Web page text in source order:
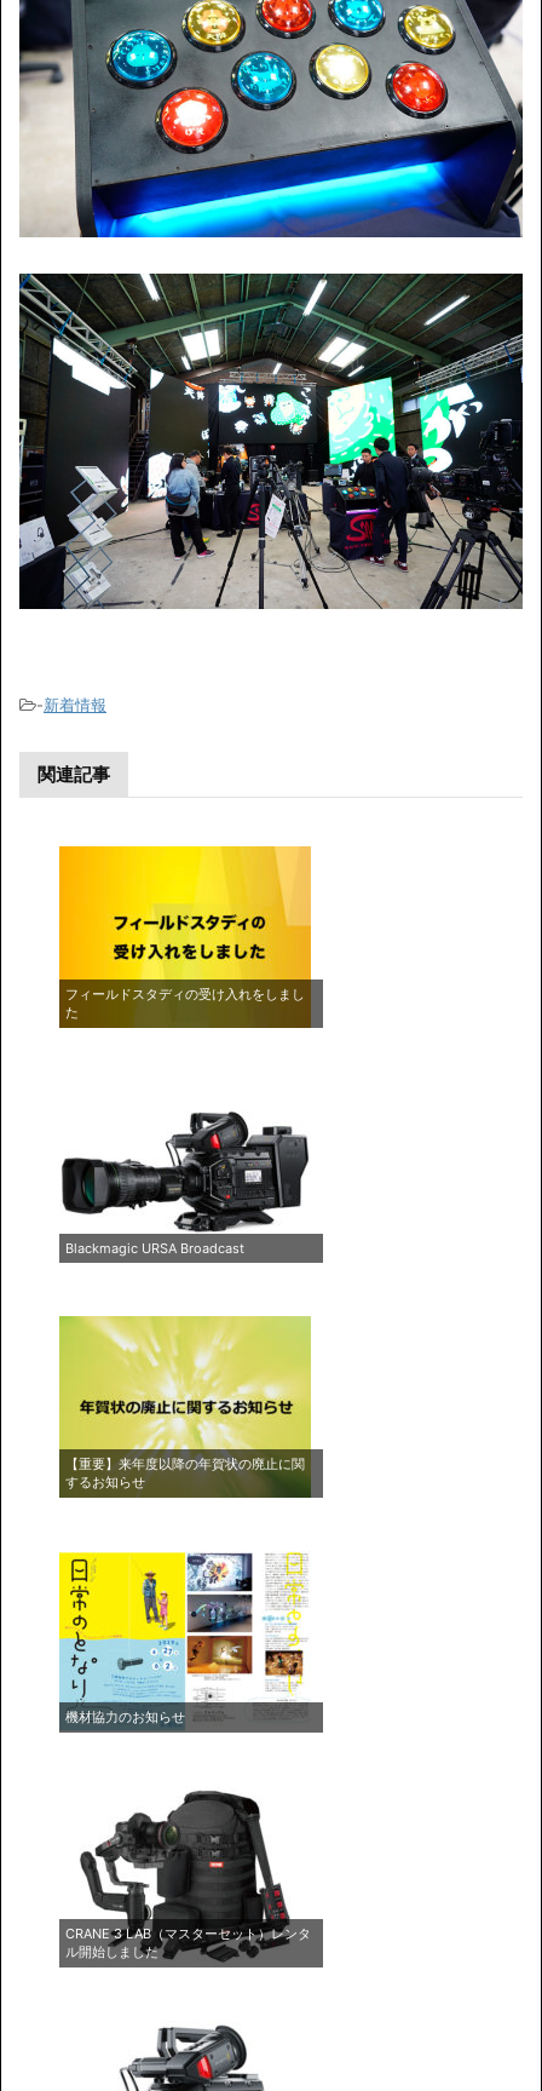
-新着情報
関連記事
フィールドスタディの受け入れをしまし
た
Blackmagic URSA Broadcast
【重要】来年度以降の年賀状の廃止に関
するお知らせ
機材協力のお知らせ
CRANE 3 LAB（マスターセット）レンタ
ル開始しました